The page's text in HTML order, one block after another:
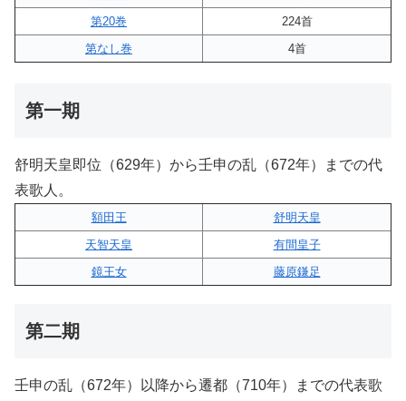
第20巻
224首
第なし巻
4首
第一期
舒明天皇即位（629年）から壬申の乱（672年）までの代
表歌人。
額田王
舒明天皇
天智天皇
有間皇子
鏡王女
藤原鎌足
第二期
壬申の乱（672年）以降から遷都（710年）までの代表歌